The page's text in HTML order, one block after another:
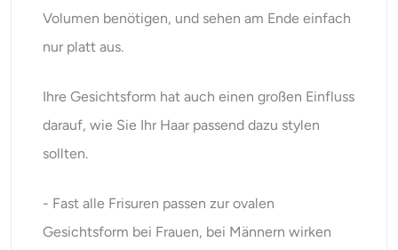
Volumen benötigen, und sehen am Ende einfach
nur platt aus.
Ihre Gesichtsform hat auch einen großen Einfluss
darauf, wie Sie Ihr Haar passend dazu stylen
sollten.
- Fast alle Frisuren passen zur ovalen
Gesichtsform bei Frauen, bei Männern wirken